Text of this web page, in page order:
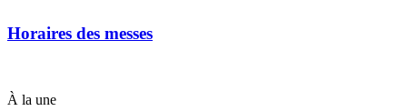
Horaires des messes
À la une